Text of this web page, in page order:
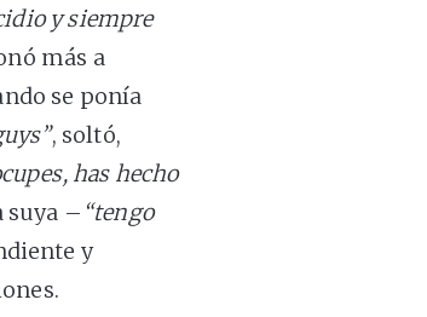
y siempre
más a
se ponía
, soltó,
has hecho
suya – “tengo
y